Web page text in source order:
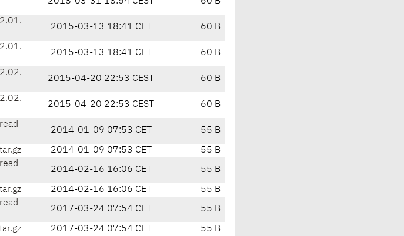
2015-03-13 18:41 CET 60 B
2015-03-13 18:41 CET 60 B
2015-04-20 22:53 CEST 60 B
2015-04-20 22:53 CEST 60 B
2014-01-09 07:53 CET 55 B
2014-01-09 07:53 CET
55 B
2014-02-16 16:06 CET 55 B
2014-02-16 16:06 CET
55 B
2017-03-24 07:54 CET 55 B
2017-03-24 07:54 CET
55 B